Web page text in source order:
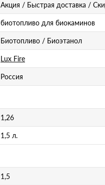
Акция / Быстрая доставка /
биотопливо для биокаминов
Биотопливо / Биоэтанол
Lux Fire
Россия
1,26
1,5 л.
1,5